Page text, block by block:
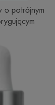
o potrójnym